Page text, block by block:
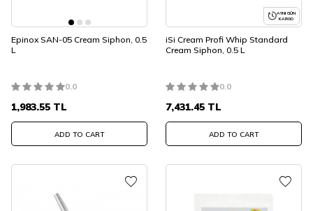
Epinox SAN-05 Cream Siphon, 0.5
L
0.0
1,983.55 TL
ADD TO CART
AYNI GÜN
KARGO
iSi Cream Profi Whip Standard
Cream Siphon, 0.5 L
0.0
7,431.45 TL
ADD TO CART